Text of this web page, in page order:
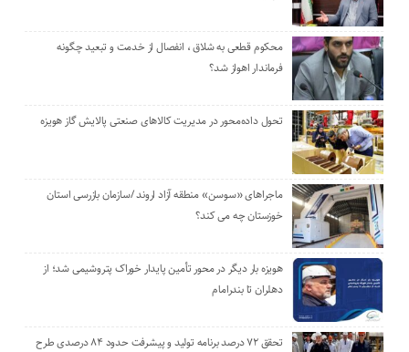
محکوم قطعی به شلاق ، انفصال از خدمت و تبعید چگونه
فرماندار اهواز شد؟
تحول داده‌محور در مدیریت کالاهای صنعتی پالایش گاز هویزه
ماجراهای «سوسن» منطقه آزاد اروند /سازمان بازرسی استان
خوزستان چه می کند؟
هویزه بار دیگر در محور تأمین پایدار خوراک پتروشیمی شد؛ از
دهلران تا بندرامام
تحقق ۷۲ درصد برنامه تولید و پیشرفت حدود ۸۴ درصدی طرح